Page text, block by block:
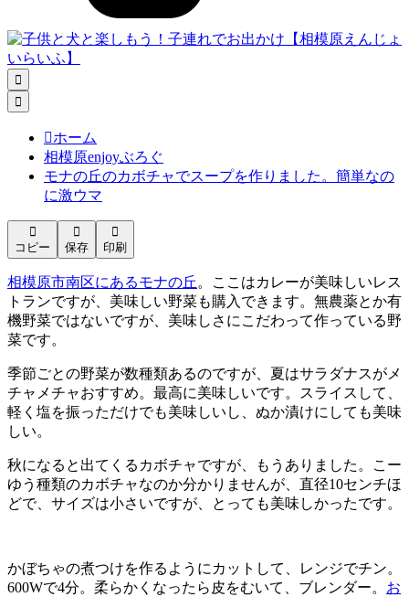


ホーム
相模原enjoyぶろぐ
モナの丘のカボチャでスープを作りました。簡単なの
に激ウマ

コピー

保存

印刷
相模原市南区にあるモナの丘 。ここはカレーが美味しいレス
トランですが、美味しい野菜も購入できます。無農薬とか有
機野菜ではないですが、美味しさにこだわって作っている野
菜です。
季節ごとの野菜が数種類あるのですが、夏はサラダナスがメ
チャメチャおすすめ。最高に美味しいです。スライスして、
軽く塩を振っただけでも美味しいし、ぬか漬けにしても美味
しい。
秋になると出てくるカボチャですが、もうありました。こー
ゆう種類のカボチャなのか分かりませんが、直径10センチほ
どで、サイズは小さいですが、とっても美味しかったです。
かぼちゃの煮つけを作るようにカットして、レンジでチン。
600Wで4分。柔らかくなったら皮をむいて、ブレンダー。 お